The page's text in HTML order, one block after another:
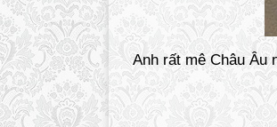
Anh rất mê Châu Âu